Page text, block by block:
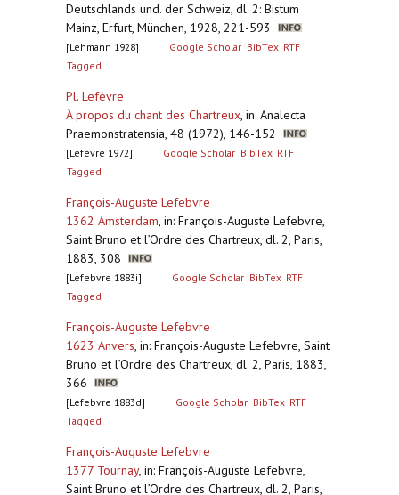
Deutschlands und. der Schweiz, dl. 2: Bistum
Mainz, Erfurt, München, 1928, 221-593
[Lehmann 1928] Google Scholar BibTex RTF
Tagged
Pl. Lefèvre
À propos du chant des Chartreux, in: Analecta
Praemonstratensia, 48 (1972), 146-152
[Lefèvre 1972] Google Scholar BibTex RTF
Tagged
François-Auguste Lefebvre
1362 Amsterdam, in: François-Auguste Lefebvre,
Saint Bruno et l’Ordre des Chartreux, dl. 2, Paris,
1883, 308
[Lefebvre 1883i] Google Scholar BibTex RTF
Tagged
François-Auguste Lefebvre
1623 Anvers, in: François-Auguste Lefebvre, Saint
Bruno et l’Ordre des Chartreux, dl. 2, Paris, 1883,
366
[Lefebvre 1883d] Google Scholar BibTex RTF
Tagged
François-Auguste Lefebvre
1377 Tournay, in: François-Auguste Lefebvre,
Saint Bruno et l’Ordre des Chartreux, dl. 2, Paris,